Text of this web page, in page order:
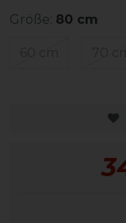
Größe: 80 cm